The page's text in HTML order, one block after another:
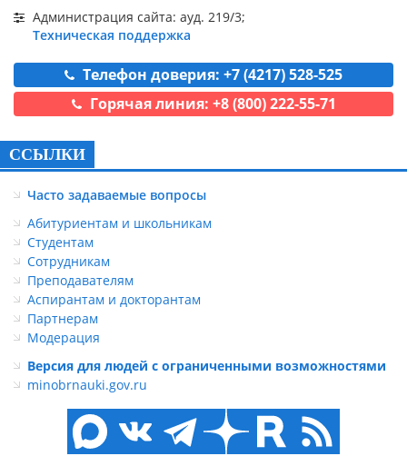
Администрация сайта: ауд. 219/3;
Техническая поддержка
Телефон доверия: +7 (4217) 528-525
Горячая линия: +8 (800) 222-55-71
ССЫЛКИ
Часто задаваемые вопросы
Абитуриентам и школьникам
Студентам
Сотрудникам
Преподавателям
Аспирантам и докторантам
Партнерам
Модерация
Версия для людей с ограниченными возможностями
minobrnauki.gov.ru